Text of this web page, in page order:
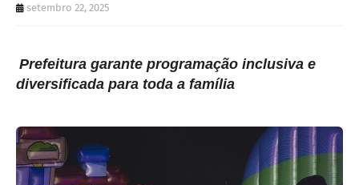
setembro 22, 2025
Prefeitura garante programação inclusiva e
diversificada para toda a família